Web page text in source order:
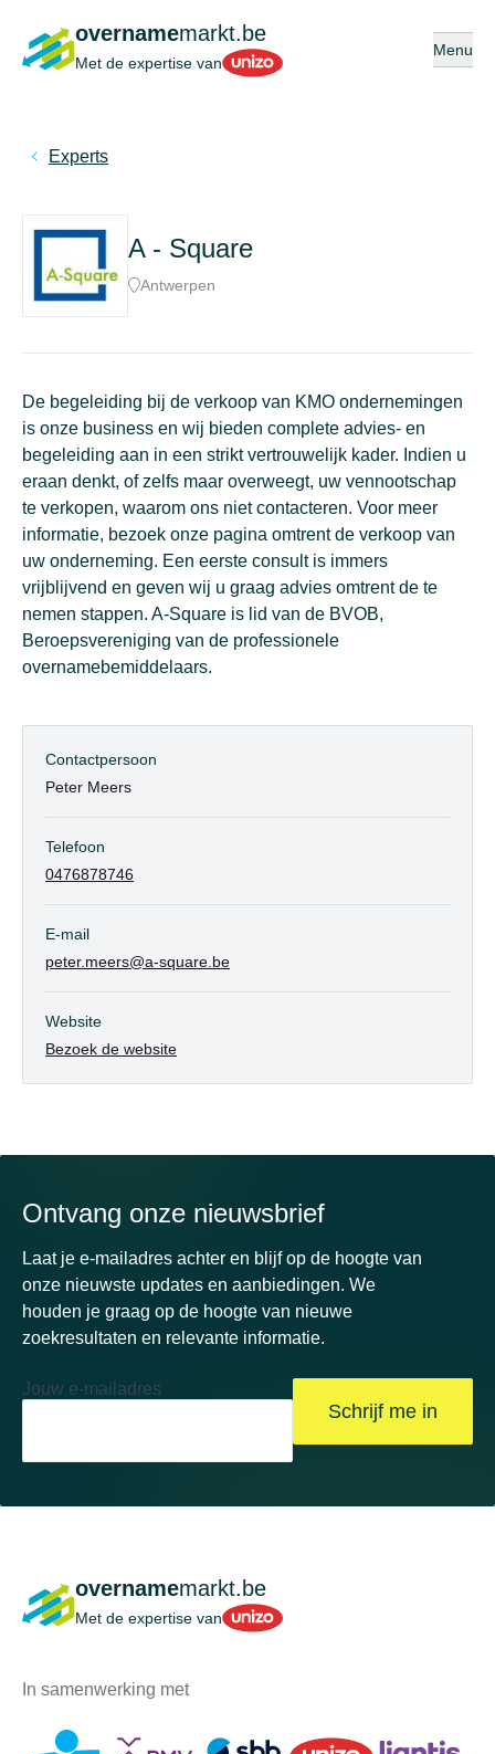
overnamemarkt.be
Met de expertise vanUnizo
Open of
Menu
Experts
A - Square
Antwerpen
De begeleiding bij de verkoop van KMO ondernemingen
is onze business en wij bieden complete advies- en
begeleiding aan in een strikt vertrouwelijk kader. Indien u
eraan denkt, of zelfs maar overweegt, uw vennootschap
te verkopen, waarom ons niet contacteren. Voor meer
informatie, bezoek onze pagina omtrent de verkoop van
uw onderneming. Een eerste consult is immers
vrijblijvend en geven wij u graag advies omtrent de te
nemen stappen. A-Square is lid van de BVOB,
Beroepsvereniging van de professionele
overnamebemiddelaars.
Contactpersoon
Peter Meers
Telefoon
0476878746
E-mail
peter.meers@a-square.be
Website
Bezoek de website
Ontvang onze nieuwsbrief
Laat je e-mailadres achter en blijf op de hoogte van
onze nieuwste updates en aanbiedingen. We
houden je graag op de hoogte van nieuwe
zoekresultaten en relevante informatie.
Jouw e-mailadres
Schrijf me in
overnamemarkt.be
Met de expertise vanUnizo
In samenwerking met